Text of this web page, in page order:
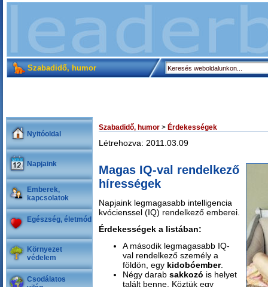
Szabadidő, humor
Nyitóoldal
Napjaink
Emberek,
kapcsolatok
Egészség, életmód
Környezet
védelem
Csodálatos
Szabadidő, humor > Érdekességek
Létrehozva: 2011.03.09
Magas IQ-val rendelkező
hírességek
Napjaink legmagasabb intelligencia
kvócienssel (IQ) rendelkező emberei.
Érdekességek a listában:
A második legmagasabb IQ-
val rendelkező személy a
földön, egy kidobóember.
Négy darab sakkozó is helyet
talált benne. Köztük egy